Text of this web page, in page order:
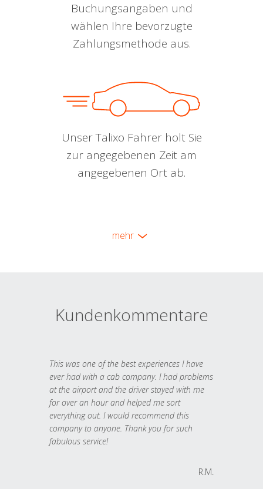
Buchungsangaben und
wählen Ihre bevorzugte
Zahlungsmethode aus.
Unser Talixo Fahrer holt Sie
zur angegebenen Zeit am
angegebenen Ort ab.
mehr
Kundenkommentare
This was one of the best experiences I have
ever had with a cab company. I had problems
at the airport and the driver stayed with me
for over an hour and helped me sort
everything out. I would recommend this
company to anyone. Thank you for such
fabulous service!
R.M.